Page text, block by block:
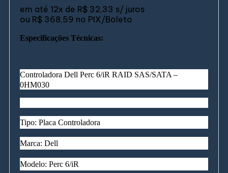
em até 12x de R$ 32,33 s/ juros
ou R$ 368,59 no PIX/Boleto
Especificações Técnicas:
Controladora Dell Perc 6/iR RAID SAS/SATA –
0HM030
Tipo: Placa Controladora
Marca: Dell
Modelo: Perc 6/iR